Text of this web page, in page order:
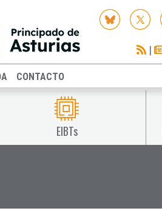
|
CONTACTO
EIBTs